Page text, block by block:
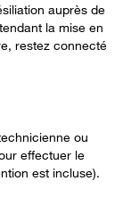
auprès de
la mise en
restez connecté
ou
effectuer le
est incluse).